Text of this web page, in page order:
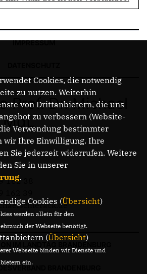
IMPRESSUM
Prof. Dr. Michael
MdL
162 38
Cookies, die notwendig
zu nutzen. Weiterhin
von Drittanbietern, die uns
zu verbessern (Website-
Verwendung bestimmter
wir Ihre Einwilligung. Ihre
Sie jederzeit widerrufen. Weitere
Sie in unserer
.
Cookies (Übersicht)
werden allein für den
der Webseite benötigt.
(Übersicht)
Webseite binden wir Dienste und
ein.